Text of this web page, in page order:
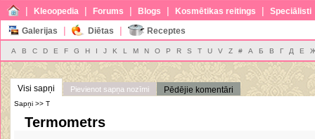
| Kleoopedia | Forums | Blogs | Kosmētikas reitings | Speciālisti
Galerijas | Diētas | Receptes
A B C D E F G H I J K L M N O P R S T U V Z # А Б В Г Д Е
Visi sapņi Pievienot sapņa nozīmi Pēdējie komentāri
Sapņi >> T
Termometrs